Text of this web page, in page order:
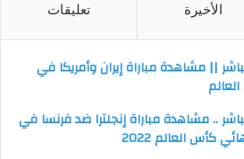
الأخيرة تعليقات
|| مشاهدة مباراة إيران وأمريكا في
.. مشاهدة مباراة إنجلترا ضد فرنسا في
كأس العالم 2022